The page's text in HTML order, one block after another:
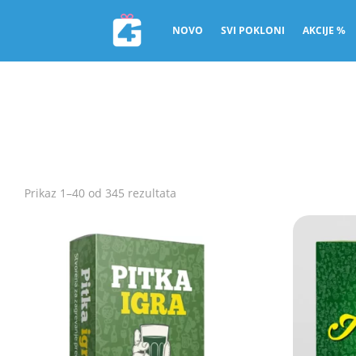
NOVO SVI POKLONI AKCIJE %
Prikaz 1–40 od 345 rezultata